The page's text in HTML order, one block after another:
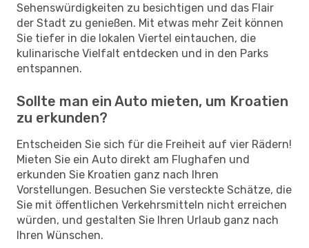
Sehenswürdigkeiten zu besichtigen und das Flair
der Stadt zu genießen. Mit etwas mehr Zeit können
Sie tiefer in die lokalen Viertel eintauchen, die
kulinarische Vielfalt entdecken und in den Parks
entspannen.
Sollte man ein Auto mieten, um Kroatien
zu erkunden?
Entscheiden Sie sich für die Freiheit auf vier Rädern!
Mieten Sie ein Auto direkt am Flughafen und
erkunden Sie Kroatien ganz nach Ihren
Vorstellungen. Besuchen Sie versteckte Schätze, die
Sie mit öffentlichen Verkehrsmitteln nicht erreichen
würden, und gestalten Sie Ihren Urlaub ganz nach
Ihren Wünschen.